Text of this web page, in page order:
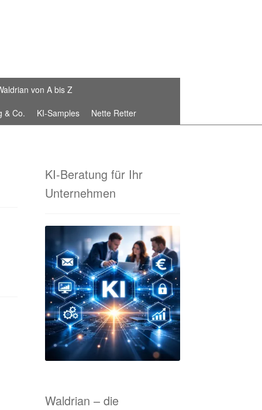
von A bis Z
& Co.
KI-Samples Nette Retter
Fahnenbänder von Waldrian®
Online-Marketing & Co.
von A bis ZWaldrian-Siebdruck
KI-Beratung für Ihr
Unternehmen
Waldrian – die